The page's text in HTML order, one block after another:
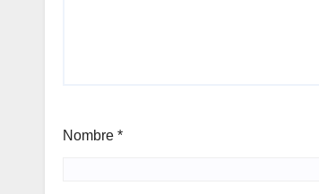
Nombre *